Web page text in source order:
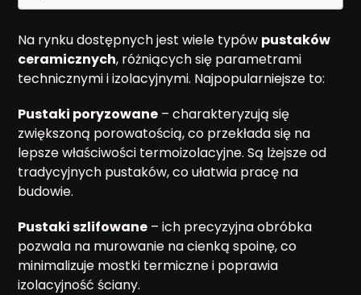
Na rynku dostępnych jest wiele typów pustaków
ceramicznych, różniących się parametrami
technicznymi i izolacyjnymi. Najpopularniejsze to:
Pustaki poryzowane – charakteryzują się
zwiększoną porowatością, co przekłada się na
lepsze właściwości termoizolacyjne. Są lżejsze od
tradycyjnych pustaków, co ułatwia pracę na
budowie.
Pustaki szlifowane – ich precyzyjna obróbka
pozwala na murowanie na cienką spoinę, co
minimalizuje mostki termiczne i poprawia
izolacyjność ściany.